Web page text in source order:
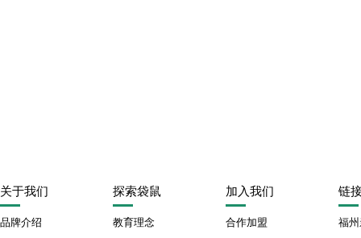
关于我们
品牌介绍
探索袋鼠
教育理念
加入我们
合作加盟
链
福